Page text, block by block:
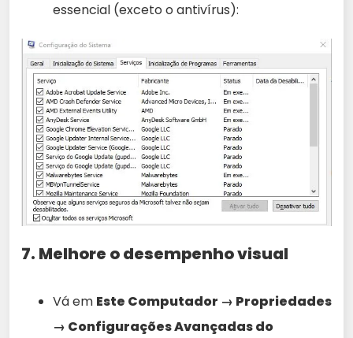
essencial (exceto o antivírus):
7. Melhore o desempenho visual
Vá em Este Computador → Propriedades
→ Configurações Avançadas do